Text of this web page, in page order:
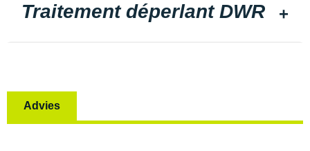
Traitement déperlant DWR
Advies